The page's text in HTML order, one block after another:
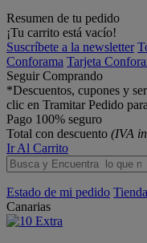
Resumen de tu pedido
¡Tu carrito está vacío!
Suscríbete a la newsletter
Conforama Tarjeta
Seguir Comprando
*Descuentos, cupones y
clic en Tramitar Pedido
Pago 100% seguro
Total con descuento (IVA
Ir Al Carrito
Estado de mi pedido
Canarias